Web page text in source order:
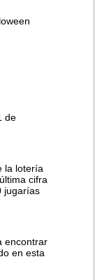
de
la lotería
cifra
jugarías
encontrar
en esta